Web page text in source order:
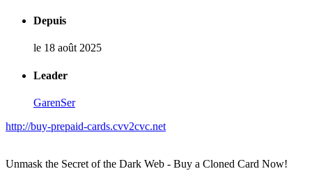
Depuis
le 18 août 2025
Leader
GarenSer
http://buy-prepaid-cards.cvv2cvc.net
Unmask the Secret of the Dark Web - Buy a Cloned Card Now!